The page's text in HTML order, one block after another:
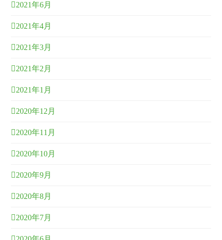
2021年6月
2021年4月
2021年3月
2021年2月
2021年1月
2020年12月
2020年11月
2020年10月
2020年9月
2020年8月
2020年7月